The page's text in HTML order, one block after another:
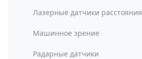
Лазерные датчики расстояния
Машинное зрение
Радарные датчики